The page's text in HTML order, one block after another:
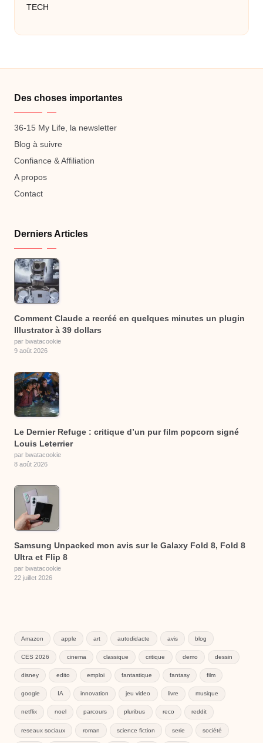
TECH
Des choses importantes
36-15 My Life, la newsletter
Blog à suivre
Confiance & Affiliation
A propos
Contact
Derniers Articles
Comment Claude a recréé en quelques minutes un plugin
Illustrator à 39 dollars
par bwatacookie
9 août 2026
Le Dernier Refuge : critique d’un pur film popcorn signé
Louis Leterrier
par bwatacookie
8 août 2026
Samsung Unpacked mon avis sur le Galaxy Fold 8, Fold 8
Ultra et Flip 8
par bwatacookie
22 juillet 2026
Amazon apple art autodidacte avis blog
CES 2026 cinema classique critique demo dessin
disney edito emploi fantastique fantasy film
google IA innovation jeu video livre musique
netflix noel parcours pluribus reco reddit
reseaux sociaux roman science fiction serie société